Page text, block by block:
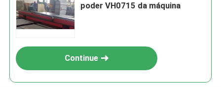
poder VH0715 da máquina
Continue